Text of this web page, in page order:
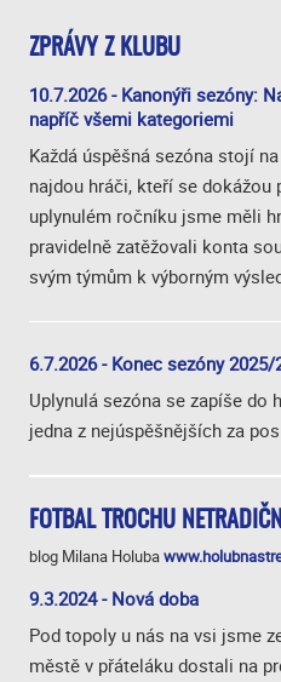
ZPRÁVY Z KLUBU
10.7.2026 - Kanonýři sezóny:
napříč všemi kategoriemi
Každá úspěšná sezóna stojí
najdou hráči, kteří se
uplynulém ročníku jsme měli
pravidelně zatěžovali konta
svým týmům k výborným
6.7.2026 - Konec sezóny 2025/
Uplynulá sezóna se zapíše do
jedna z nejúspěšnějších za
FOTBAL TROCHU
blog Milana Holuba
9.3.2024 - Nová doba
Pod topoly u nás na vsi jsme
městě v přáteláku dostali na